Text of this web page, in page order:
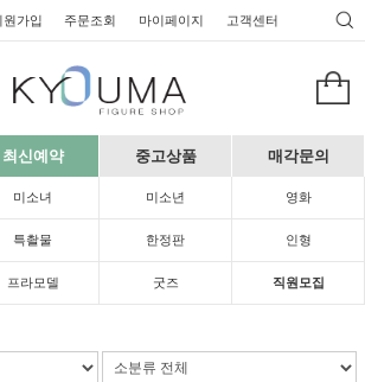
원가입 주문조회 마이페이지 고객센터
최신예약 중고상품 매각문의
미소녀 미소년 영화
특촬물 한정판 인형
프라모델 굿즈 직원모집